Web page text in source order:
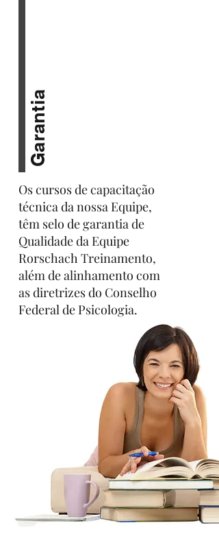
somente o Conselho Federal de
Psicologia poderá dizer quais os
sistemas que podem ser usados no
Brasil para benefício da Sociedade.
A Equipe Rorschach Treinamento se
compromete em oferecer capacitação
técnica para o teste de Rorschach
somente de sistemas aprovados pelo
SATEPSI para o uso na Sociedade. Os
Cursos atuais de Capacitação Técnica
disponíveis  na Equipe Rorschach
Treinamento são para o sistema do R-
PAS (Sistema de Avaliação da
Performance).
Garantia
Os cursos de capacitação
técnica da nossa Equipe,
têm selo de garantia de
Qualidade da Equipe
Rorschach Treinamento,
além de alinhamento com
as diretrizes do Conselho
Federal de Psicologia.